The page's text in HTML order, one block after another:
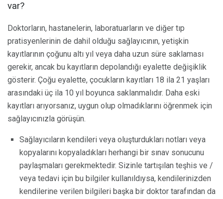
var?
Doktorların, hastanelerin, laboratuarların ve diğer tıp
pratisyenlerinin de dahil olduğu sağlayıcının, yetişkin
kayıtlarının çoğunu altı yıl veya daha uzun süre saklaması
gerekir, ancak bu kayıtların depolandığı eyalette değişiklik
gösterir. Çoğu eyalette, çocukların kayıtları 18 ila 21 yaşları
arasındaki üç ila 10 yıl boyunca saklanmalıdır. Daha eski
kayıtları arıyorsanız, uygun olup olmadıklarını öğrenmek için
sağlayıcınızla görüşün.
Sağlayıcıların kendileri veya oluşturdukları notları veya
kopyalarını kopyaladıkları herhangi bir sınav sonucunu
paylaşmaları gerekmektedir. Sizinle tartışılan teşhis ve /
veya tedavi için bu bilgiler kullanıldıysa, kendilerinizden
kendilerine verilen bilgileri başka bir doktor tarafından da